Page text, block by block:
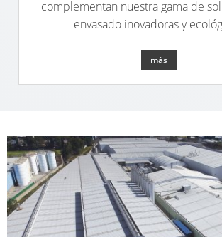
complementan nuestra gama de
envasado inovadoras y
más